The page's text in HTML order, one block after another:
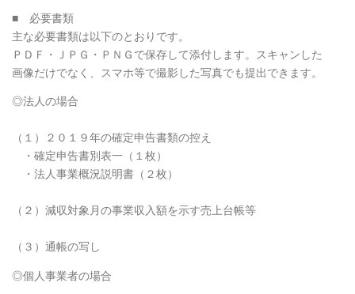
■ 必要書類
主な必要書類は以下のとおりです。
ＰＤＦ・ＪＰＧ・ＰＮＧで保存して添付します。スキャンした
画像だけでなく、スマホ等で撮影した写真でも提出できます。
◎法人の場合
（１）２０１９年の確定申告書類の控え
・確定申告書別表一（１枚）
・法人事業概況説明書（２枚）
（２）減収対象月の事業収入額を示す売上台帳等
（３）通帳の写し
◎個人事業者の場合